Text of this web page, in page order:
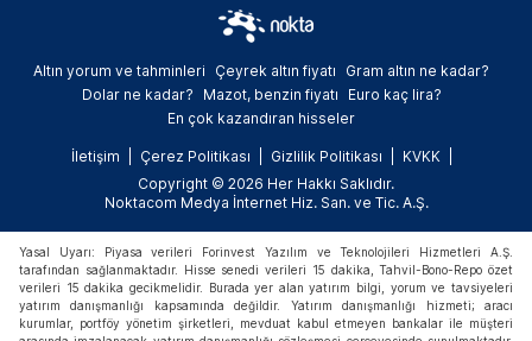
Altın yorum ve tahminleri Çeyrek altın fiyatı
Gram altın ne kadar?
Dolar ne kadar?
Mazot, benzin fiyatı
Euro kaç lira?
En çok kazandıran hisseler
İletişim Çerez Politikası Gizlilik Politikası
KVKK
Copyright © 2026 Her Hakkı Saklıdır.
Noktacom Medya İnternet Hiz. San. ve Tic. A.Ş.
Yasal Uyarı: Piyasa verileri Forinvest Yazılım ve Teknolojileri Hizmetleri A.Ş.
tarafından sağlanmaktadır. Hisse senedi verileri 15 dakika, Tahvil-Bono-Repo özet
verileri 15 dakika gecikmelidir. Burada yer alan yatırım bilgi, yorum ve tavsiyeleri
yatırım danışmanlığı kapsamında değildir. Yatırım danışmanlığı hizmeti; aracı
kurumlar, portföy yönetim şirketleri, mevduat kabul etmeyen bankalar ile müşteri